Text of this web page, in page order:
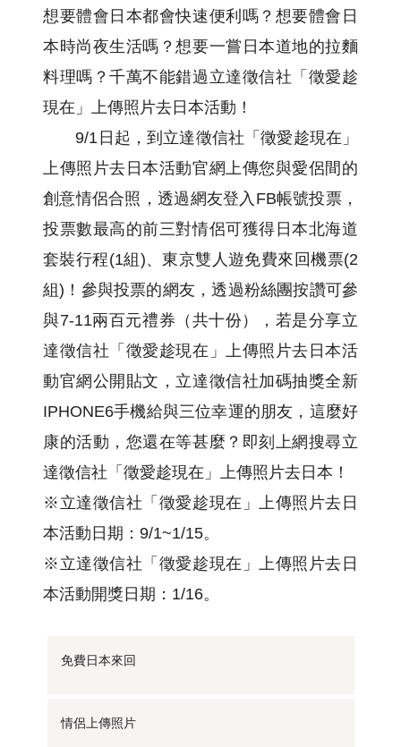
想要體會日本都會快速便利嗎？想要體會日
本時尚夜生活嗎？想要一嘗日本道地的拉麵
料理嗎？千萬不能錯過立達徵信社「徵愛趁
現在」上傳照片去日本活動！
9/1日起，到立達徵信社「徵愛趁現在」
上傳照片去日本活動官網上傳您與愛侶間的
創意情侶合照，透過網友登入FB帳號投票，
投票數最高的前三對情侶可獲得日本北海道
套裝行程(1組)、東京雙人遊免費來回機票(2
組)！參與投票的網友，透過粉絲團按讚可參
與7-11兩百元禮券（共十份），若是分享立
達徵信社「徵愛趁現在」上傳照片去日本活
動官網公開貼文，立達徵信社加碼抽獎全新
IPHONE6手機給與三位幸運的朋友，這麼好
康的活動，您還在等甚麼？即刻上網搜尋立
達徵信社「徵愛趁現在」上傳照片去日本！
※立達徵信社「徵愛趁現在」上傳照片去日
本活動日期：9/1~1/15。
※立達徵信社「徵愛趁現在」上傳照片去日
本活動開獎日期：1/16。
免費日本來回
情侶上傳照片